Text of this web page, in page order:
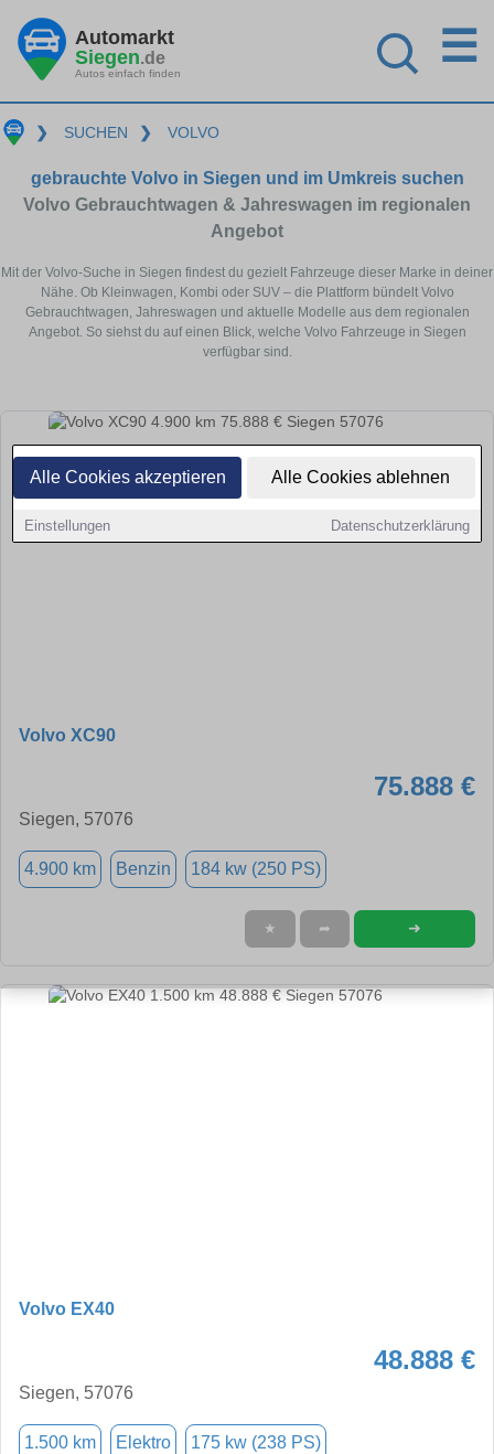
Alle Cookies akzeptieren Alle Cookies ablehnen
Einstellungen Datenschutzerklärung
Automarkt
Siegen.de
Autos einfach finden
☰
❯ SUCHEN ❯ VOLVO
gebrauchte Volvo in Siegen und im Umkreis suchen
Volvo Gebrauchtwagen & Jahreswagen im regionalen
Angebot
Mit der Volvo-Suche in Siegen findest du gezielt Fahrzeuge dieser Marke in deiner
Nähe. Ob Kleinwagen, Kombi oder SUV – die Plattform bündelt Volvo
Gebrauchtwagen, Jahreswagen und aktuelle Modelle aus dem regionalen
Angebot. So siehst du auf einen Blick, welche Volvo Fahrzeuge in Siegen
verfügbar sind.
Volvo XC90
75.888 €
Siegen, 57076
4.900 km Benzin 184 kw (250 PS)
★ ➦ ➜
Volvo EX40
48.888 €
Siegen, 57076
1.500 km Elektro 175 kw (238 PS)